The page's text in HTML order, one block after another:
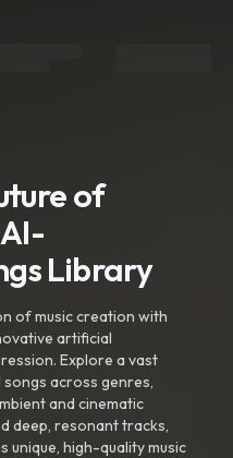
of
Library
of music creation with
artificial
Explore a vast
across genres,
and cinematic
deep, resonant tracks,
high-quality music